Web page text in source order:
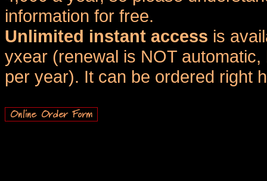
information for free.
Unlimited instant access is
yxear (renewal is NOT
per year). It can be ordered right